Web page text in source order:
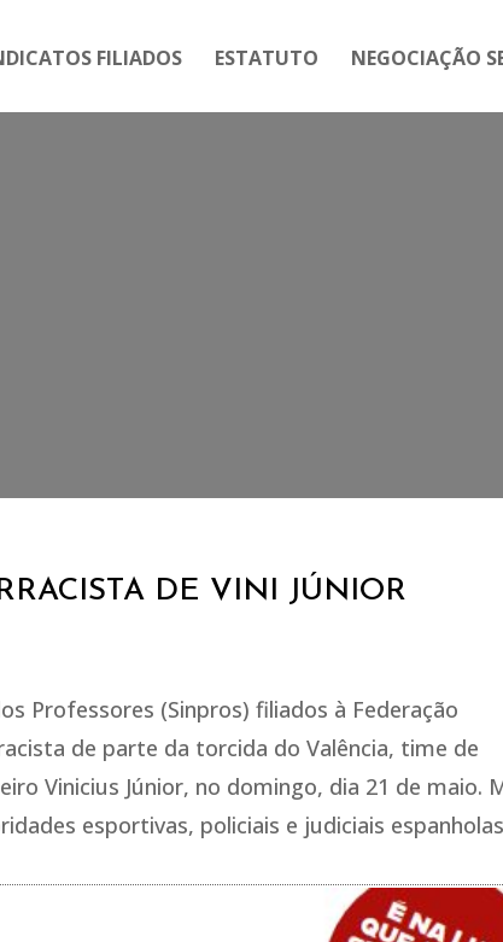
FILIADOS ESTATUTO NEGOCIAÇÃO
DE VINI JÚNIOR
Professores (Sinpros) filiados à Federação
de parte da torcida do Valência, time de
Vinicius Júnior, no domingo, dia 21 de maio.
esportivas, policiais e judiciais